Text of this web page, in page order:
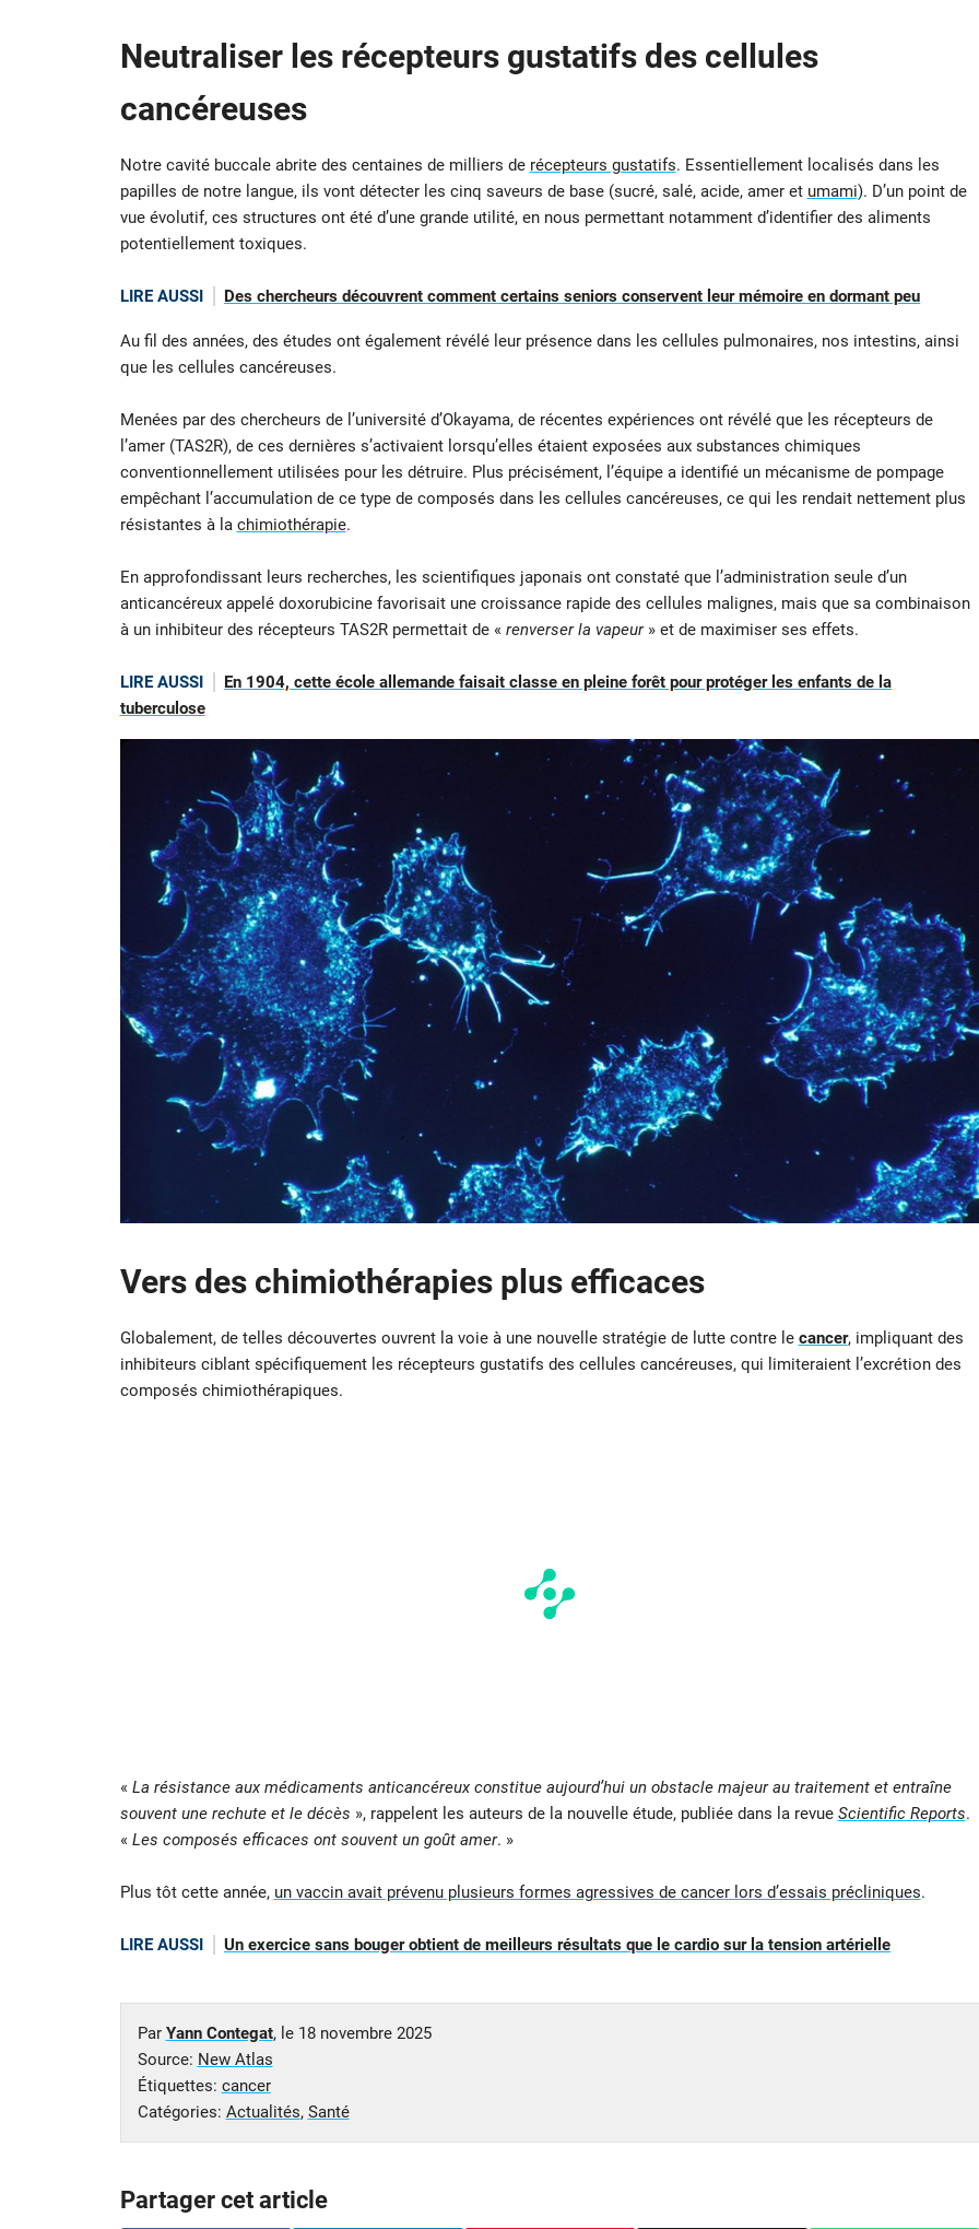
Neutraliser les récepteurs gustatifs des cellules
cancéreuses
Notre cavité buccale abrite des centaines de milliers de récepteurs gustatifs. Essentiellement localisés dans les
papilles de notre langue, ils vont détecter les cinq saveurs de base (sucré, salé, acide, amer et umami). D’un point de
vue évolutif, ces structures ont été d’une grande utilité, en nous permettant notamment d’identifier des aliments
potentiellement toxiques.
LIRE AUSSI Des chercheurs découvrent comment certains seniors conservent leur mémoire en dormant peu
Au fil des années, des études ont également révélé leur présence dans les cellules pulmonaires, nos intestins, ainsi
que les cellules cancéreuses.
Menées par des chercheurs de l’université d’Okayama, de récentes expériences ont révélé que les récepteurs de
l’amer (TAS2R), de ces dernières s’activaient lorsqu’elles étaient exposées aux substances chimiques
conventionnellement utilisées pour les détruire. Plus précisément, l’équipe a identifié un mécanisme de pompage
empêchant l’accumulation de ce type de composés dans les cellules cancéreuses, ce qui les rendait nettement plus
résistantes à la chimiothérapie.
En approfondissant leurs recherches, les scientifiques japonais ont constaté que l’administration seule d’un
anticancéreux appelé doxorubicine favorisait une croissance rapide des cellules malignes, mais que sa combinaison
à un inhibiteur des récepteurs TAS2R permettait de « renverser la vapeur» et de maximiser ses effets.
LIRE AUSSI
En 1904, cette école allemande faisait classe en pleine forêt pour protéger les enfants de la
tuberculose
Vers des chimiothérapies plus efficaces
Globalement, de telles découvertes ouvrent la voie à une nouvelle stratégie de lutte contre le cancer, impliquant des
inhibiteurs ciblant spécifiquement les récepteurs gustatifs des cellules cancéreuses, qui limiteraient l’excrétion des
composés chimiothérapiques.
« La résistance aux médicaments anticancéreux constitue aujourd’hui un obstacle majeur au traitement et entraîne
souvent une rechute et le décès », rappelent les auteurs de la nouvelle étude, publiée dans la revue Scientific Reports.
« Les composés efficaces ont souvent un goût amer. »
Plus tôt cette année, un vaccin avait prévenu plusieurs formes agressives de cancer lors d’essais précliniques.
LIRE AUSSI Un exercice sans bouger obtient de meilleurs résultats que le cardio sur la tension artérielle
Par Yann Contegat, le 18 novembre 2025
Source: New Atlas
Étiquettes: cancer
Catégories: Actualités, Santé
Partager cet article